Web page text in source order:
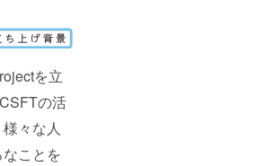
を立
の活
々な人
ことを